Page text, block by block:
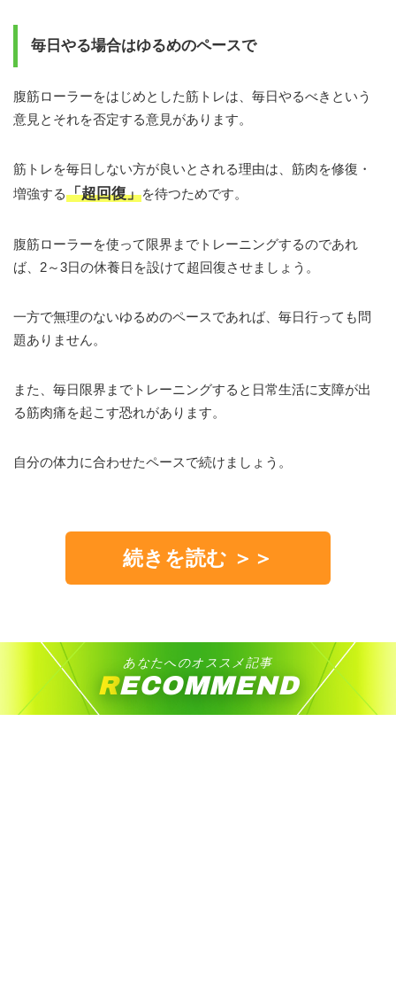
毎日やる場合はゆるめのペースで
腹筋ローラーをはじめとした筋トレは、毎日やるべきという
意見とそれを否定する意見があります。
筋トレを毎日しない方が良いとされる理由は、筋肉を修復・
増強する「超回復」を待つためです。
腹筋ローラーを使って限界までトレーニングするのであれ
ば、2～3日の休養日を設けて超回復させましょう。
一方で無理のないゆるめのペースであれば、毎日行っても問
題ありません。
また、毎日限界までトレーニングすると日常生活に支障が出
る筋肉痛を起こす恐れがあります。
自分の体力に合わせたペースで続けましょう。
続きを読む ＞＞
あなたへのオススメ記事
RECOMMEND